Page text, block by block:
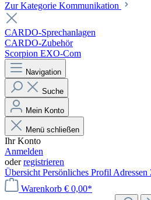
Zur Kategorie Kommunikation
CARDO-Sprechanlagen
CARDO-Zubehör
Scorpion EXO-Com
Navigation
Suche
Mein Konto
Menü schließen
Ihr Konto
Anmelden
oderregistrieren
Übersicht Persönliches Profil Adressen
Warenkorb € 0,00*